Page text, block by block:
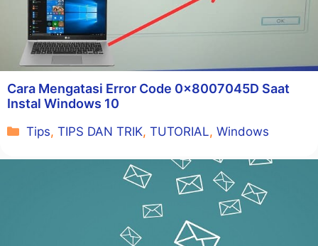
Cara Mengatasi Error Code 0x8007045D Saat
Instal Windows 10
Kategori
Tips,TIPS DAN TRIK,TUTORIAL,Windows